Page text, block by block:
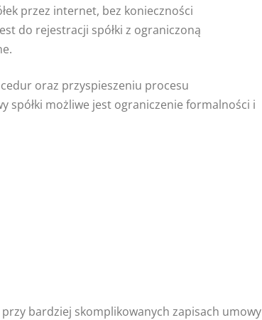
przez internet, bez konieczności
do rejestracji spółki z ograniczoną
oraz przyspieszeniu procesu
spółki możliwe jest ograniczenie formalności i
bardziej skomplikowanych zapisach umowy